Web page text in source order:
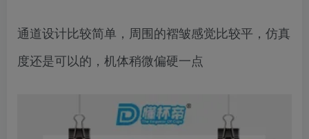
通道设计比较简单，周围的褶皱感觉比较平，仿真
度还是可以的，机体稍微偏硬一点